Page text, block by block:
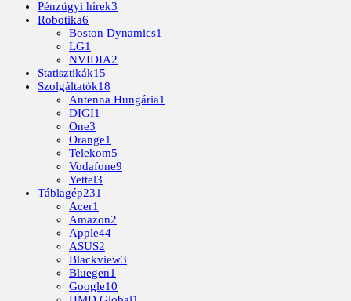
Pénzügyi hírek3
Robotika6
Boston Dynamics1
LG1
NVIDIA2
Statisztikák15
Szolgáltatók18
Antenna Hungária1
DIGI1
One3
Orange1
Telekom5
Vodafone9
Yettel3
Táblagép231
Acer1
Amazon2
Apple44
ASUS2
Blackview3
Bluegen1
Google10